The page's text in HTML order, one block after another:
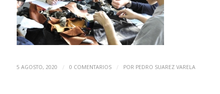
5 AGOSTO, 2020 / 0 COMENTARIOS / POR PEDRO SUAREZ VARELA